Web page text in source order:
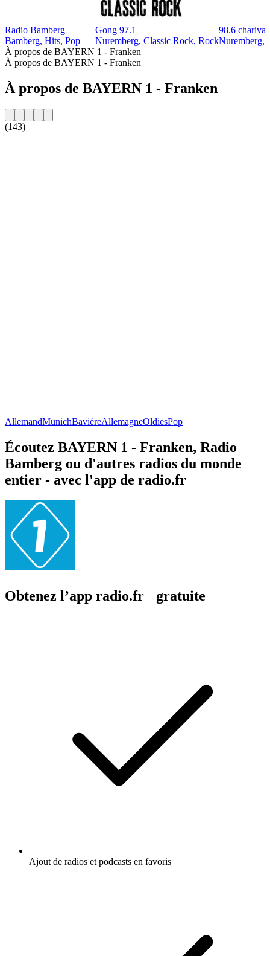
Radio Bamberg
Bamberg, Hits, Pop
Gong 97.1
Nuremberg, Classic Rock, Rock
98.6
Nuremberg,
À propos de BAYERN 1 - Franken
À propos de BAYERN 1 - Franken
À propos de BAYERN 1 - Franken
(143)
AllemandMunichBavièreAllemagneOldiesPop
Écoutez BAYERN 1 - Franken, Radio
Bamberg ou d'autres radios du monde
entier - avec l'app de radio.fr
Obtenez l’app radio.fr gratuite
Ajout de radios et podcasts en favoris